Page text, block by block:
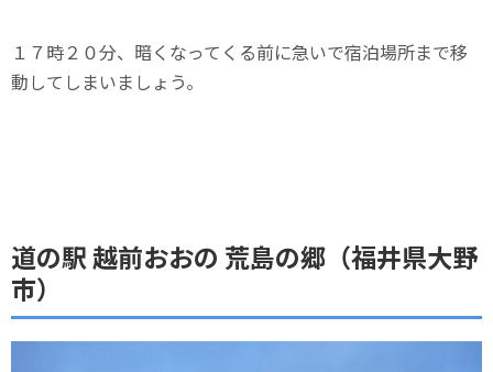
１７時２０分、暗くなってくる前に急いで宿泊場所まで移
動してしまいましょう。
道の駅 越前おおの 荒島の郷（福井県大野
市）